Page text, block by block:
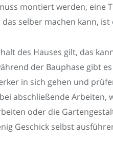
montiert werden, eine
selber machen kann, ist
des Hauses gilt, das
der Bauphase gibt
in sich gehen und
abschließende Arbeiten,
oder die
Geschick selbst